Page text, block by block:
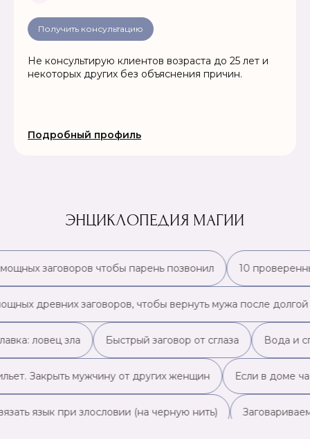
Получить консультацию
Не консультирую клиентов возраста до 25 лет и
некоторых других без объяснения причин.
Подробный профиль
ЭНЦИКЛОПЕДИЯ МАГИИ
заговоров чтобы парень позвонил 10
древних заговоров, чтобы вернуть мужа после долгой
ловец зла Быстрый заговор от сглаза Вода и
Закрыть мужчину от других женщин Если в доме
язык при злословии (на черную нить)